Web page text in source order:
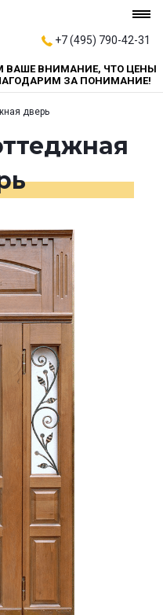
+7 (495) 790-42-31
ВАШЕ ВНИМАНИЕ, ЧТО ЦЕНЫ
ЗА ПОНИМАНИЕ!
дверь